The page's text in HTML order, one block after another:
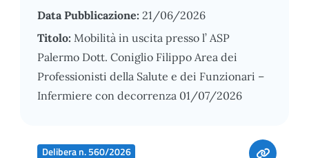
Data Pubblicazione: 21/06/2026
Titolo: Mobilità in uscita presso l’ ASP
Palermo Dott. Coniglio Filippo Area dei
Professionisti della Salute e dei Funzionari –
Infermiere con decorrenza 01/07/2026
Delibera n. 560/2026